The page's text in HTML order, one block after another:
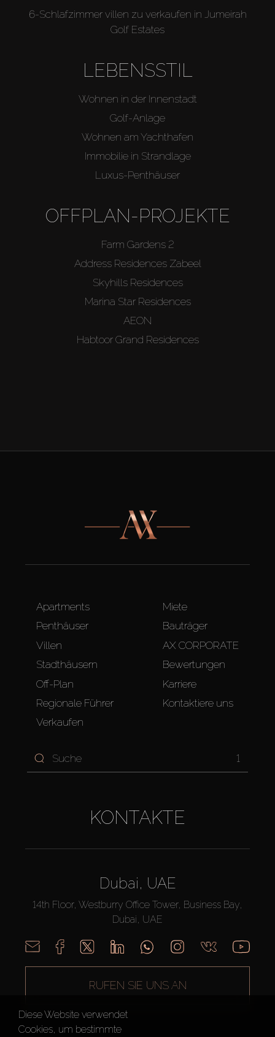
6-Schlafzimmer villen zu verkaufen in Jumeirah
Golf Estates
LEBENSSTIL
Wohnen in der Innenstadt
Golf-Anlage
Wohnen am Yachthafen
Immobilie in Strandlage
Luxus-Penthäuser
OFFPLAN-PROJEKTE
Farm Gardens 2
Address Residences Zabeel
Skyhills Residences
Marina Star Residences
AEON
Habtoor Grand Residences
Apartments
Penthäuser
Villen
Stadthäusern
Off-Plan
Regionale Führer
Verkaufen
Miete
Bauträger
AX CORPORATE
Bewertungen
Karriere
Kontaktiere uns
1
KONTAKTE
Dubai, UAE
14th Floor, Westburry Office Tower, Business Bay,
Dubai, UAE
RUFEN SIE UNS AN
Diese Website verwendet
Cookies, um bestimmte